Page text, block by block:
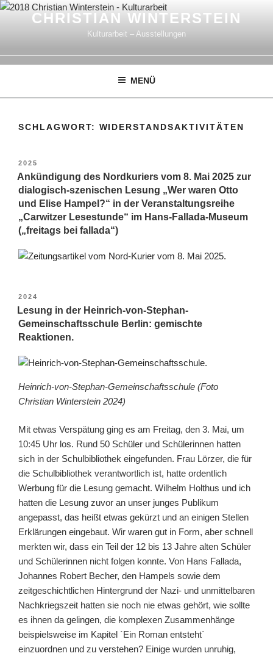
Zum
CHRISTIAN WINTERSTEIN
Kulturarbeit – Ausstellungen
MENÜ
SCHLAGWORT: WIDERSTANDSAKTIVITÄTEN
VERÖFFENTLICHT
AM
2025
Ankündigung des Nordkuriers vom 8. Mai 2025 zur
dialogisch-szenischen Lesung „Wer waren Otto
und Elise Hampel?“ in der Veranstaltungsreihe
„Carwitzer Lesestunde“ im Hans-Fallada-Museum
(„freitags bei fallada“)
VERÖFFENTLICHT
AM
2024
Lesung in der Heinrich-von-Stephan-
Gemeinschaftsschule Berlin: gemischte
Reaktionen.
Heinrich-von-Stephan-Gemeinschaftsschule (Foto
Christian Winterstein 2024)
Mit etwas Verspätung ging es am Freitag, den 3. Mai, um
10:45 Uhr los. Rund 50 Schüler und Schülerinnen hatten
sich in der Schulbibliothek eingefunden. Frau Lörzer, die für
die Schulbibliothek verantwortlich ist, hatte ordentlich
Werbung für die Lesung gemacht. Wilhelm Holthus und ich
hatten die Lesung zuvor an unser junges Publikum
angepasst, das heißt etwas gekürzt und an einigen Stellen
Erklärungen eingebaut. Wir waren gut in Form, aber schnell
merkten wir, dass ein Teil der 12 bis 13 Jahre alten Schüler
und Schülerinnen nicht folgen konnte. Von Hans Fallada,
Johannes Robert Becher, den Hampels sowie dem
zeitgeschichtlichen Hintergrund der Nazi- und unmittelbaren
Nachkriegszeit hatten sie noch nie etwas gehört, wie sollte
es ihnen da gelingen, die komplexen Zusammenhänge
beispielsweise im Kapitel `Ein Roman entsteht´
einzuordnen und zu verstehen? Einige wurden unruhig,